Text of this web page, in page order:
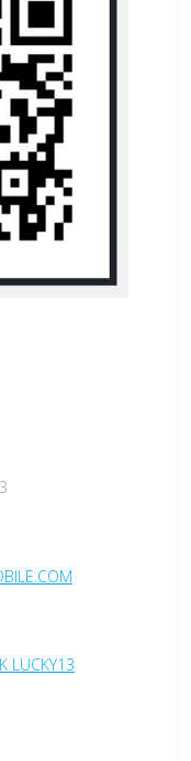
LUCKY13